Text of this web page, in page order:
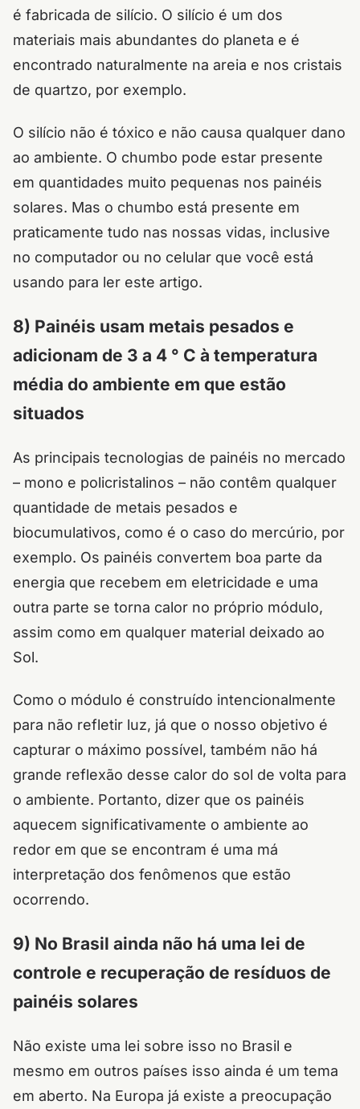
é fabricada de silício. O silício é um dos
materiais mais abundantes do planeta e é
encontrado naturalmente na areia e nos cristais
de quartzo, por exemplo.
O silício não é tóxico e não causa qualquer dano
ao ambiente. O chumbo pode estar presente
em quantidades muito pequenas nos painéis
solares. Mas o chumbo está presente em
praticamente tudo nas nossas vidas, inclusive
no computador ou no celular que você está
usando para ler este artigo.
8) Painéis usam metais pesados e
adicionam de 3 a 4 ° C à temperatura
média do ambiente em que estão
situados
As principais tecnologias de painéis no mercado
– mono e policristalinos – não contêm qualquer
quantidade de metais pesados e
biocumulativos, como é o caso do mercúrio, por
exemplo. Os painéis convertem boa parte da
energia que recebem em eletricidade e uma
outra parte se torna calor no próprio módulo,
assim como em qualquer material deixado ao
Sol.
Como o módulo é construído intencionalmente
para não refletir luz, já que o nosso objetivo é
capturar o máximo possível, também não há
grande reflexão desse calor do sol de volta para
o ambiente. Portanto, dizer que os painéis
aquecem significativamente o ambiente ao
redor em que se encontram é uma má
interpretação dos fenômenos que estão
ocorrendo.
9) No Brasil ainda não há uma lei de
controle e recuperação de resíduos de
painéis solares
Não existe uma lei sobre isso no Brasil e
mesmo em outros países isso ainda é um tema
em aberto. Na Europa já existe a preocupação